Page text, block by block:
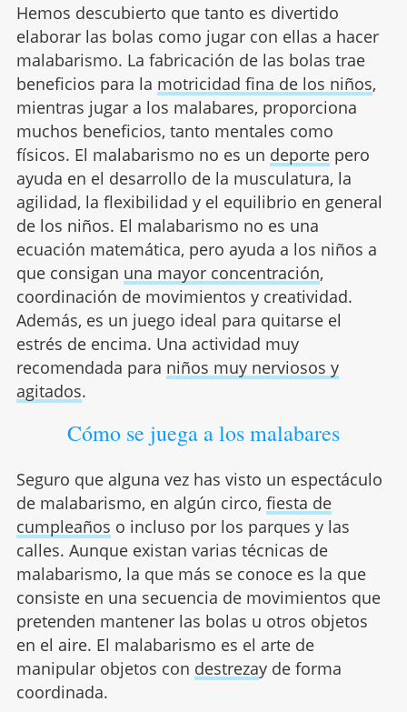
Hemos descubierto que tanto es divertido
elaborar las bolas como jugar con ellas a hacer
malabarismo. La fabricación de las bolas trae
beneficios para la motricidad fina de los niños,
mientras jugar a los malabares, proporciona
muchos beneficios, tanto mentales como
físicos. El malabarismo no es un deportepero
ayuda en el desarrollo de la musculatura, la
agilidad, la flexibilidad y el equilibrio en general
de los niños. El malabarismo no es una
ecuación matemática, pero ayuda a los niños a
que consigan una mayor concentración,
coordinación de movimientos y creatividad.
Además, es un juego ideal para quitarse el
estrés de encima. Una actividad muy
recomendada para niños muy nerviosos y
agitados.
Cómo se juega a los malabares
Seguro que alguna vez has visto un espectáculo
de malabarismo, en algún circo, fiesta de
cumpleaños o incluso por los parques y las
calles. Aunque existan varias técnicas de
malabarismo, la que más se conoce es la que
consiste en una secuencia de movimientos que
pretenden mantener las bolas u otros objetos
en el aire. El malabarismo es el arte de
manipular objetos con destrezay de forma
coordinada.